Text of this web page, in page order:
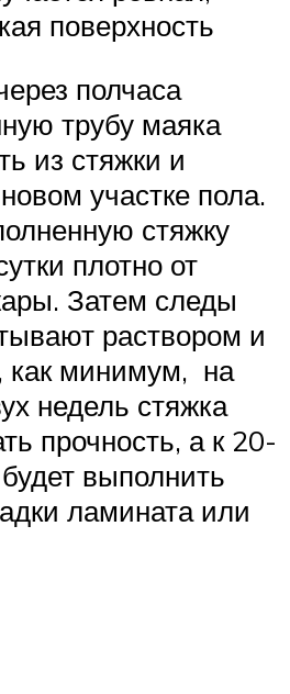
поверхность
полчаса
трубу маяка
из стяжки и
участке пола.
стяжку
плотно от
Затем следы
раствором и
минимум, на
недель стяжка
прочность, а к 20-
выполнить
ламината или